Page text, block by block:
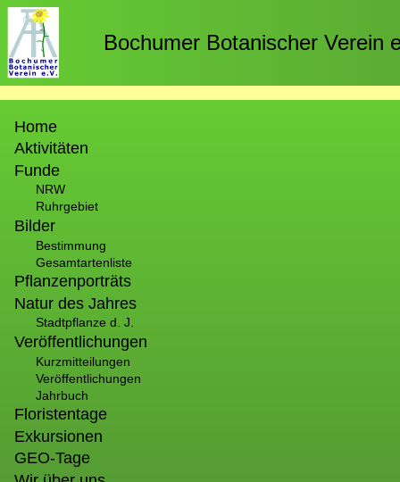
Direkt
zum
Inhalt
Bochumer Botanischer Verein
Home
Aktivitäten
Funde
NRW
Ruhrgebiet
Bilder
Bestimmung
Gesamtartenliste
Pflanzenporträts
Natur des Jahres
Stadtpflanze d. J.
Veröffentlichungen
Kurzmitteilungen
Veröffentlichungen
Jahrbuch
Floristentage
Exkursionen
GEO-Tage